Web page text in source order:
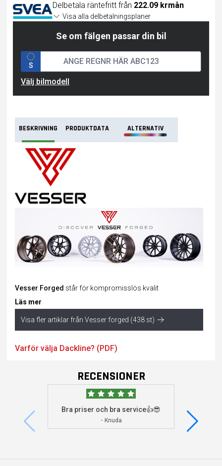
Delbetala räntefritt från 222.09 krmån
Visa alla delbetalningsplaner
Se om fälgen passar din bil
S
Välj bilmodell
BESKRIVNING PRODUKTDATA ALTERNATIV
Vesser Forged står för kompromisslös kvalit
Läs mer
Visa fler artiklar från Vesser forged (438 st)
Varför välja Dackline? (PDF)
RECENSIONER
Bra priser och bra service👍😎
- Knuda